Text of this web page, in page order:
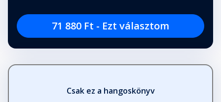
71 880 Ft - Ezt választom
Csak ez a hangoskönyv